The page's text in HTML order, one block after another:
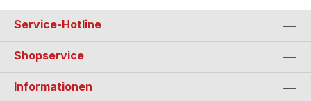
Service-Hotline
Shopservice
Informationen